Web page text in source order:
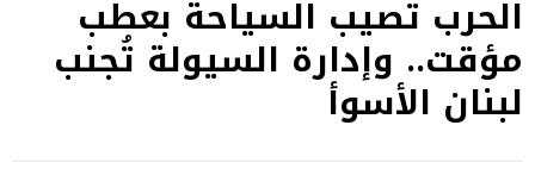
الحرب تصيب السياحة بعطب
مؤقت.. وإدارة السيولة تُجنب
لبنان الأسوأ